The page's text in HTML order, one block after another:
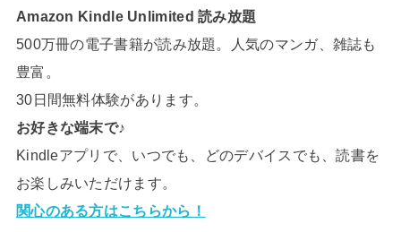
Amazon Kindle Unlimited 読み放題
500万冊の電子書籍が読み放題。人気のマンガ、雑誌も
豊富。
30日間無料体験があります。
お好きな端末で♪
Kindleアプリで、いつでも、どのデバイスでも、読書を
お楽しみいただけます。
関心のある方はこちらから！